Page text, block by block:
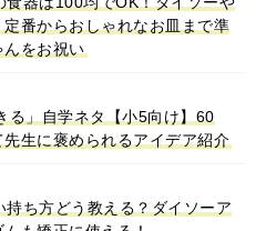
番からおしゃれなお皿まで準
をお祝い
る」自学ネタ【小5向け】60
生に褒められるアイデア紹介
持ち方どう教える？ダイソーア